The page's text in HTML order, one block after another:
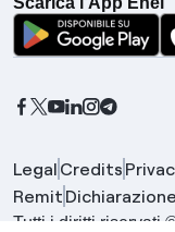
Global
Gridspertise
Legal Credits
Remit
Tutti i diritti riservati